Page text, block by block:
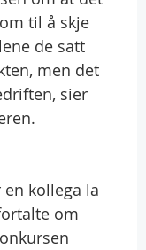
til å skje
de satt
men det
sier
kollega la
om